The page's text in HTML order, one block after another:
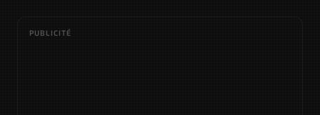
PUBLICITÉ